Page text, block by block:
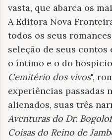
vasta, que abarca os
A Editora Nova
todos os seus
seleção de seus contos
o íntimo e o do
Cemitério dos vivos",
experiências passadas
alienados, suas três
Aventuras do Dr.
Coisas do Reino de